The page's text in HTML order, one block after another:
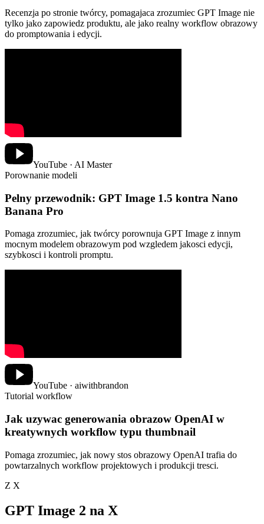
Recenzja po stronie twórcy, pomagajaca zrozumiec GPT Image nie
tylko jako zapowiedz produktu, ale jako realny workflow obrazowy
do promptowania i edycji.
YouTube · AI Master
Porownanie modeli
Pelny przewodnik: GPT Image 1.5 kontra Nano
Banana Pro
Pomaga zrozumiec, jak twórcy porownuja GPT Image z innym
mocnym modelem obrazowym pod wzgledem jakosci edycji,
szybkosci i kontroli promptu.
YouTube · aiwithbrandon
Tutorial workflow
Jak uzywac generowania obrazow OpenAI w
kreatywnych workflow typu thumbnail
Pomaga zrozumiec, jak nowy stos obrazowy OpenAI trafia do
powtarzalnych workflow projektowych i produkcji tresci.
Z X
GPT Image 2 na X